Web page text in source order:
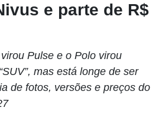
e parte de R$
Pulse e o Polo virou
mas está longe de ser
de fotos, versões e preços do